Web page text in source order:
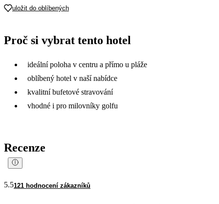
uložit do oblíbených
Proč si vybrat tento hotel
ideální poloha v centru a přímo u pláže
oblíbený hotel v naší nabídce
kvalitní bufetové stravování
vhodné i pro milovníky golfu
Recenze
5.5121 hodnocení zákazníků